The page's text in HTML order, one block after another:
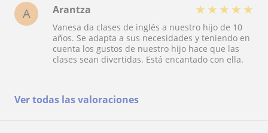
A Arantza ★ ★ ★ ★ ★
Vanesa da clases de inglés a nuestro hijo de 10
años. Se adapta a sus necesidades y teniendo en
cuenta los gustos de nuestro hijo hace que las
clases sean divertidas. Está encantado con ella.
Ver todas las valoraciones